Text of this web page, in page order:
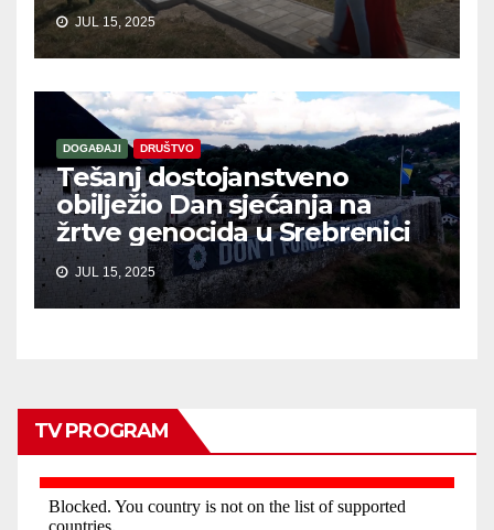
JUL 15, 2025
DOGAĐAJI DRUŠTVO
Tešanj dostojanstveno
obilježio Dan sjećanja na
žrtve genocida u Srebrenici
JUL 15, 2025
TV PROGRAM